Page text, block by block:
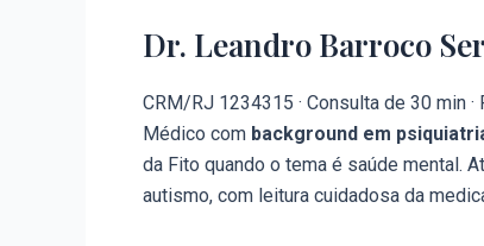
Dr. Leandro Barroco
CRM/RJ 1234315 · Consulta de 30 min ·
Médico com background em
da Fito quando o tema é saúde mental.
autismo, com leitura cuidadosa da